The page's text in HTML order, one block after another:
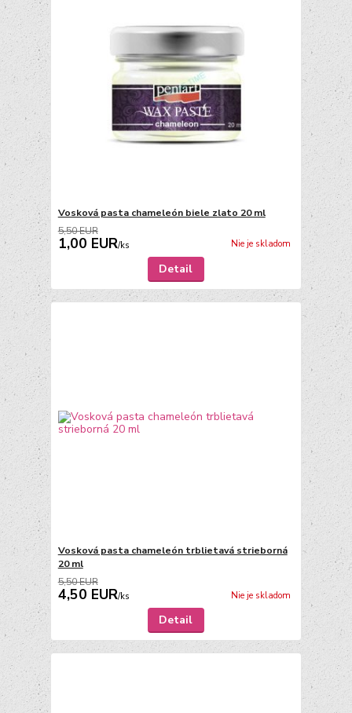
Vosková pasta chameleón biele zlato 20 ml
5,50 EUR
1,00 EUR/ks Nie je skladom
Detail
Vosková pasta chameleón trblietavá strieborná
20 ml
5,50 EUR
4,50 EUR/ks Nie je skladom
Detail